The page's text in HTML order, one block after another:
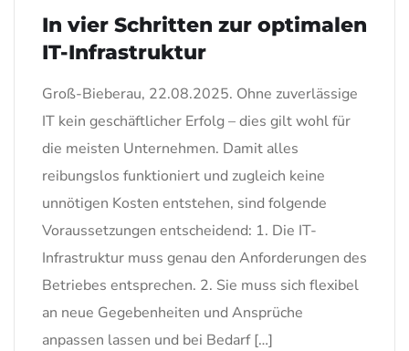
In vier Schritten zur optimalen
IT-Infrastruktur
Groß-Bieberau, 22.08.2025. Ohne zuverlässige
IT kein geschäftlicher Erfolg – dies gilt wohl für
die meisten Unternehmen. Damit alles
reibungslos funktioniert und zugleich keine
unnötigen Kosten entstehen, sind folgende
Voraussetzungen entscheidend: 1. Die IT-
Infrastruktur muss genau den Anforderungen des
Betriebes entsprechen. 2. Sie muss sich flexibel
an neue Gegebenheiten und Ansprüche
anpassen lassen und bei Bedarf […]